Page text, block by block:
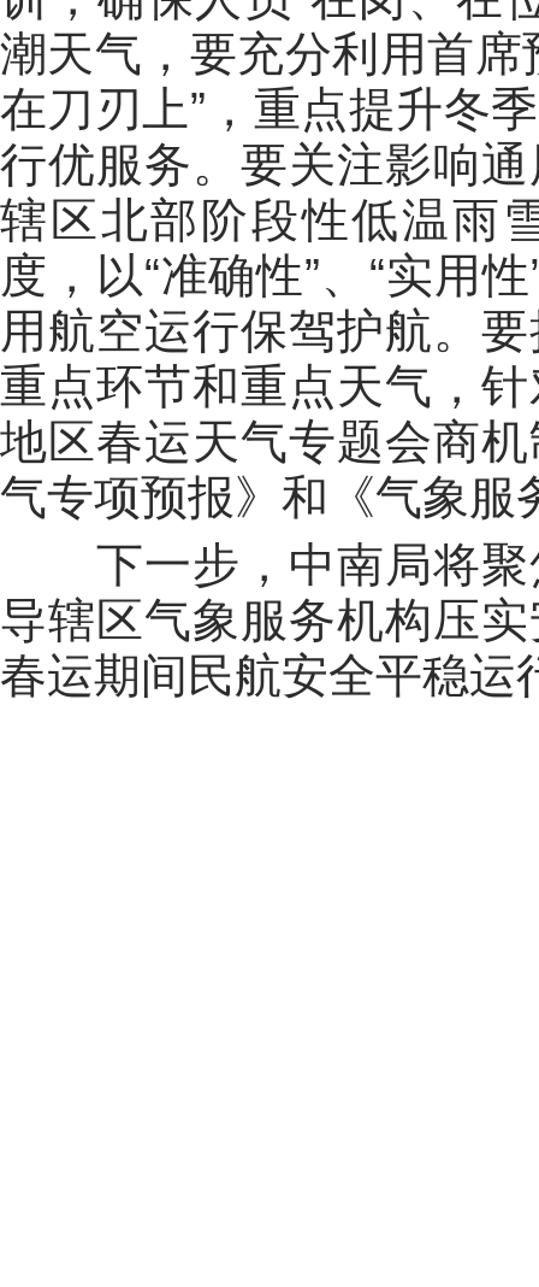
潮天气，要充分利用首
在刀刃上”，重点提升冬
行优服务。要关注影响
辖区北部阶段性低温雨
度，以“准确性”、“实用
用航空运行保驾护航。
重点环节和重点天气，
地区春运天气专题会商
气专项预报》和《气象服
下一步，中南局将聚
导辖区气象服务机构压
春运期间民航安全平稳运